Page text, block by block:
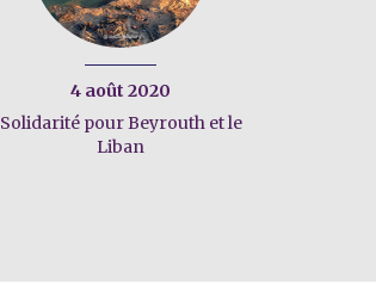
4 août 2020
Solidarité pour Beyrouth et le
Liban